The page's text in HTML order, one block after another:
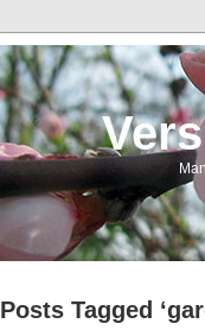
Posts Tagged